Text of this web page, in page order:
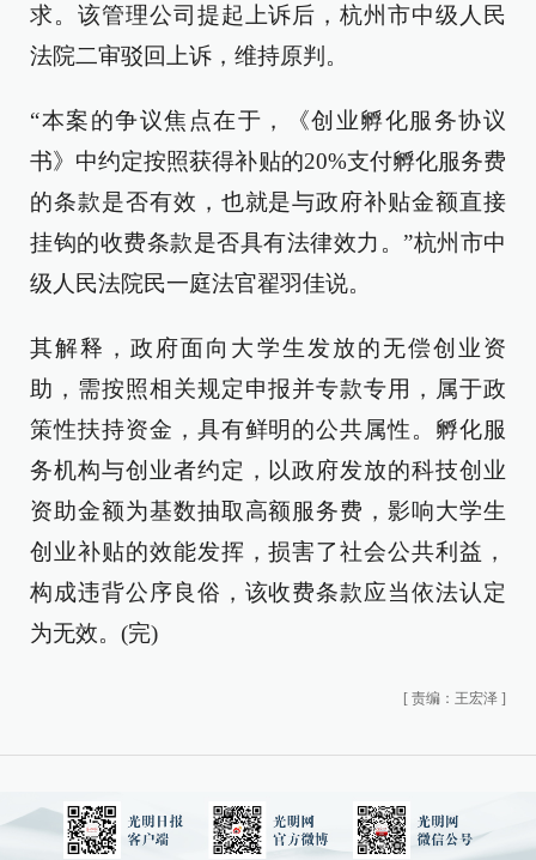
求。该管理公司提起上诉后，杭州市中级人民
法院二审驳回上诉，维持原判。
“本案的争议焦点在于，《创业孵化服务协议
书》中约定按照获得补贴的20%支付孵化服务费
的条款是否有效，也就是与政府补贴金额直接
挂钩的收费条款是否具有法律效力。”杭州市中
级人民法院民一庭法官翟羽佳说。
其解释，政府面向大学生发放的无偿创业资
助，需按照相关规定申报并专款专用，属于政
策性扶持资金，具有鲜明的公共属性。孵化服
务机构与创业者约定，以政府发放的科技创业
资助金额为基数抽取高额服务费，影响大学生
创业补贴的效能发挥，损害了社会公共利益，
构成违背公序良俗，该收费条款应当依法认定
为无效。(完)
[ 责编：王宏泽 ]